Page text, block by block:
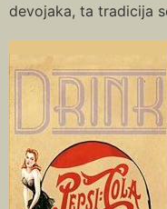
devojaka, ta tradicija